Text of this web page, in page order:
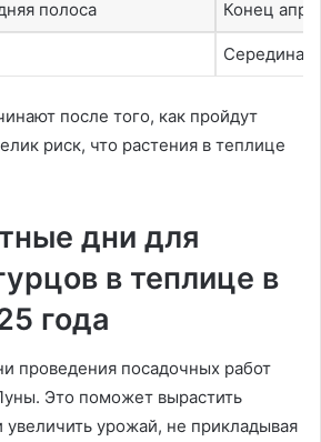
полоса Конец
Середина
после того, как пройдут
риск, что растения в теплице
дни для
в теплице в
года
проведения посадочных работ
Это поможет вырастить
увеличить урожай, не прикладывая